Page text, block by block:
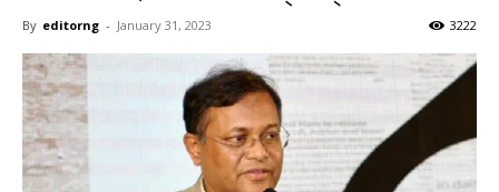
By editorng - January 31, 2023 3222